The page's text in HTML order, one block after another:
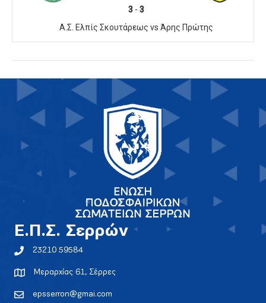
3- 3
Α.Σ. Ελπίς Σκουτάρεως vs Άρης Πρώτης
E.Π.Σ. Σερρών
23210 59584
Μεραρχίας 61, Σέρρες
epsserron@gmai.com